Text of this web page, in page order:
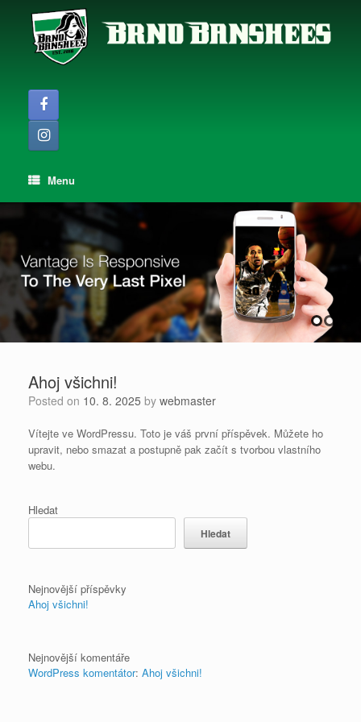
content
Menu
Ahoj všichni!
Posted on 10. 8. 2025 by webmaster
Vítejte ve WordPressu. Toto je váš první příspěvek. Můžete ho
upravit, nebo smazat a postupně pak začít s tvorbou vlastního
webu.
Hledat
Hledat
Nejnovější příspěvky
Ahoj všichni!
Nejnovější komentáře
WordPress komentátor: Ahoj všichni!